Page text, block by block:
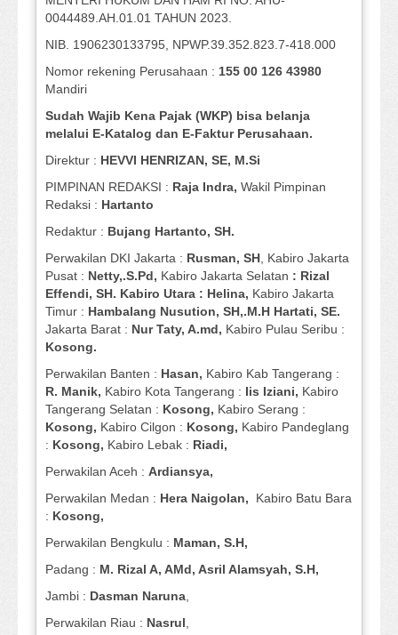
0044489.AH.01.01 TAHUN 2023.
NIB. 1906230133795, NPWP.39.352.823.7-418.000
Nomor rekening Perusahaan : 155 00 126 43980
Mandiri
Sudah Wajib Kena Pajak (WKP) bisa belanja
melalui E-Katalog dan E-Faktur Perusahaan.
Direktur : HEVVI HENRIZAN, SE, M.Si
PIMPINAN REDAKSI : Raja Indra, Wakil Pimpinan
Redaksi : Hartanto
Redaktur : Bujang Hartanto, SH.
Perwakilan DKI Jakarta : Rusman, SH, Kabiro Jakarta
Pusat : Netty,.S.Pd, Kabiro Jakarta Selatan : Rizal
Effendi, SH. Kabiro Utara : Helina, Kabiro Jakarta
Timur : Hambalang Nusution, SH,.M.H Hartati, SE.
Jakarta Barat : Nur Taty, A.md, Kabiro Pulau Seribu :
Kosong.
Perwakilan Banten : Hasan, Kabiro Kab Tangerang :
R. Manik, Kabiro Kota Tangerang : Iis Iziani, Kabiro
Tangerang Selatan : Kosong, Kabiro Serang :
Kosong, Kabiro Cilgon : Kosong, Kabiro Pandeglang
: Kosong, Kabiro Lebak : Riadi,
Perwakilan Aceh : Ardiansya,
Perwakilan Medan : Hera Naigolan, Kabiro Batu Bara
: Kosong,
Perwakilan Bengkulu : Maman, S.H,
Padang : M. Rizal A, AMd, Asril Alamsyah, S.H,
Jambi : Dasman Naruna,
Perwakilan Riau : Nasrul,